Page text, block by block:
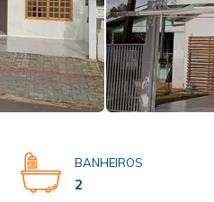
BANHEIROS
2